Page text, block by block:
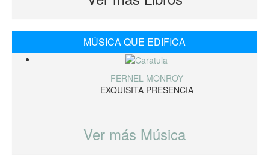
MÚSICA QUE EDIFICA
FERNEL MONROY
EXQUISITA PRESENCIA
Ver más Música